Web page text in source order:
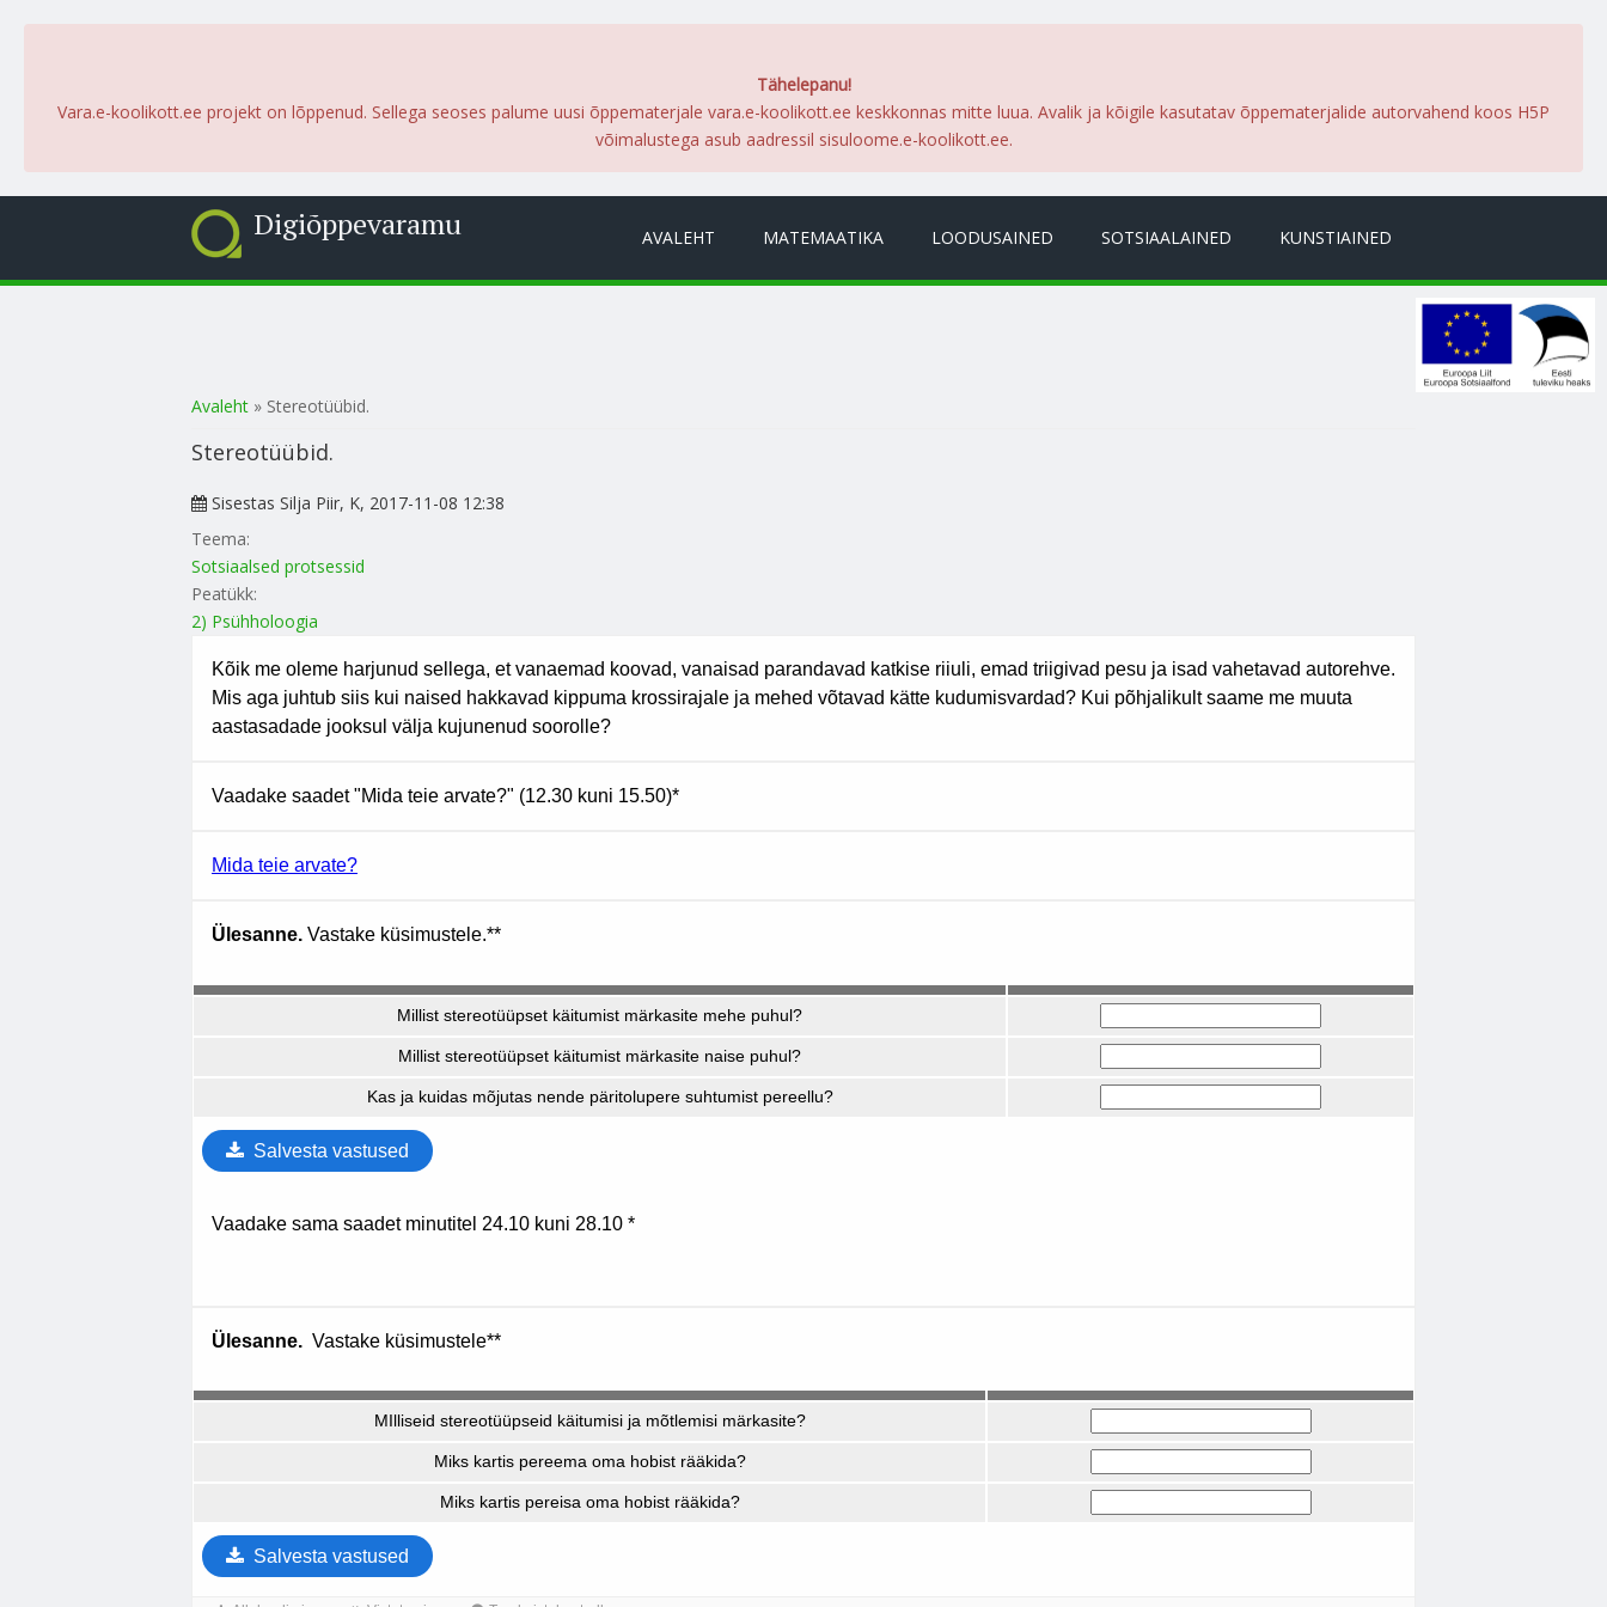
Tähelepanu!
Vara.e-koolikott.ee projekt on lõppenud. Sellega seoses palume uusi õppematerjale vara.e-koolikott.ee keskkonnas mitte luua. Avalik ja kõigile kasutatav õppematerjalide autorvahend koos H5P
võimalustega asub aadressil sisuloome.e-koolikott.ee.
Digiõppevaramu AVALEHT MATEMAATIKA LOODUSAINED SOTSIAALAINED KUNSTIAINED
Sa oled siin
Avaleht » Stereotüübid.
Stereotüübid.
Sisestas Silja Piir, K, 2017-11-08 12:38
Teema:
Sotsiaalsed protsessid
Peatükk:
2) Psühholoogia